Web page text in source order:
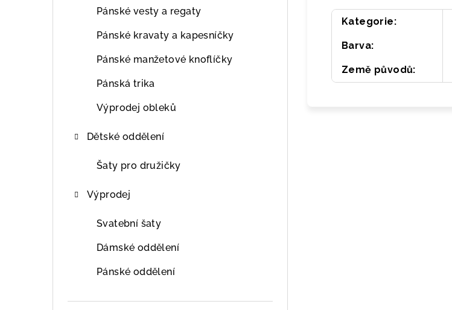
Pánské vesty a regaty
Pánské kravaty a kapesníčky
Pánské manžetové knoflíčky
Pánská trika
Výprodej obleků
Dětské oddělení
Šaty pro družičky
Výprodej
Svatební šaty
Dámské oddělení
Pánské oddělení
Kategorie:
Barva:
Země původů: